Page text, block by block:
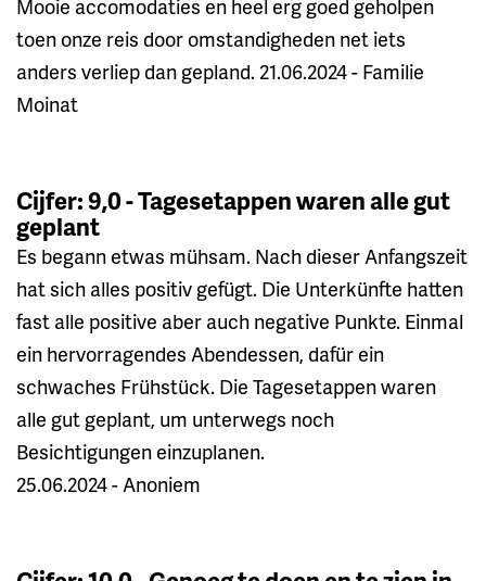
Mooie accomodaties en heel erg goed geholpen
toen onze reis door omstandigheden net iets
anders verliep dan gepland. 21.06.2024 - Familie
Moinat
Cijfer: 9,0 - Tagesetappen waren alle gut
geplant
Es begann etwas mühsam. Nach dieser Anfangszeit
hat sich alles positiv gefügt. Die Unterkünfte hatten
fast alle positive aber auch negative Punkte. Einmal
ein hervorragendes Abendessen, dafür ein
schwaches Frühstück. Die Tagesetappen waren
alle gut geplant, um unterwegs noch
Besichtigungen einzuplanen.
25.06.2024 - Anoniem